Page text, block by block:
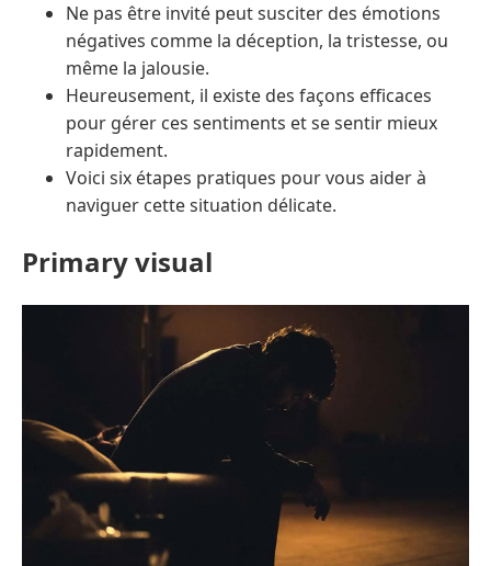
Ne pas être invité peut susciter des émotions
négatives comme la déception, la tristesse, ou
même la jalousie.
Heureusement, il existe des façons efficaces
pour gérer ces sentiments et se sentir mieux
rapidement.
Voici six étapes pratiques pour vous aider à
naviguer cette situation délicate.
Primary visual